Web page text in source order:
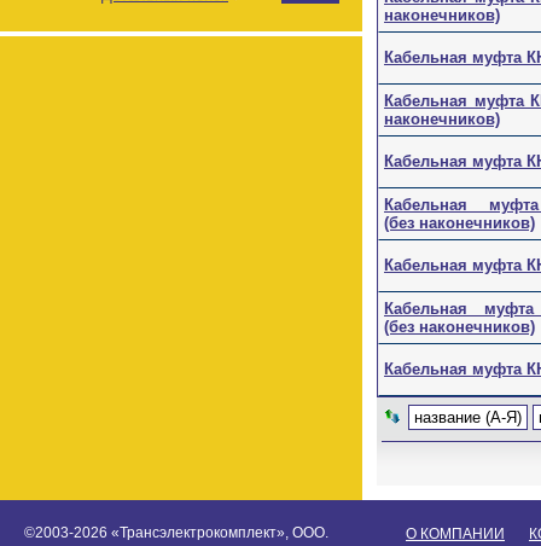
наконечников)
Кабельная муфта
Кабельная муфта
наконечников)
Кабельная муфта
Кабельная муфта
(без наконечников)
Кабельная муфта
Кабельная муфта
(без наконечников)
Кабельная муфта
название (А-Я)
©2003-2026 «Трансэлектрокомплект», ООО. О КОМПАНИИ